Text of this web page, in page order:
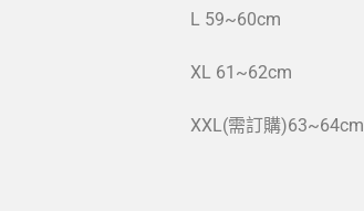
L 59~60cm
XL 61~62cm
XXL(需訂購)63~64cm